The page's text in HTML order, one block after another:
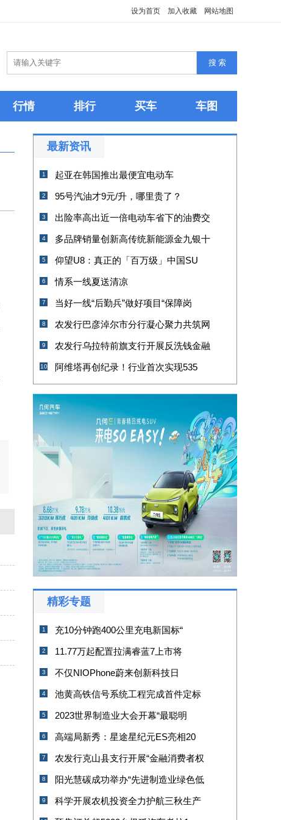
设为首页 加入收藏 网站地图
行情 排行 买车 车图
最新资讯
1 起亚在韩国推出最便宜电动车
2 95号汽油才9元/升，哪里贵了？
3 出险率高出近一倍电动车省下的油费交
4 多品牌销量创新高传统新能源金九银十
5 仰望U8：真正的「百万级」中国SU
6 情系一线夏送清凉
7 当好一线“后勤兵”做好项目“保障岗
8 农发行巴彦淖尔市分行凝心聚力共筑网
9 农发行乌拉特前旗支行开展反洗钱金融
10 阿维塔再创纪录！行业首次实现535
精彩专题
1 充10分钟跑400公里充电新国标“
2 11.77万起配置拉满睿蓝7上市将
3 不仅NIOPhone蔚来创新科技日
4 池黄高铁信号系统工程完成首件定标
5 2023世界制造业大会开幕“最聪明
6 高端局新秀：星途星纪元ES亮相20
7 农发行克山县支行开展“金融消费者权
8 阳光慧碳成功举办“先进制造业绿色低
9 科学开展农机投资全力护航三秋生产